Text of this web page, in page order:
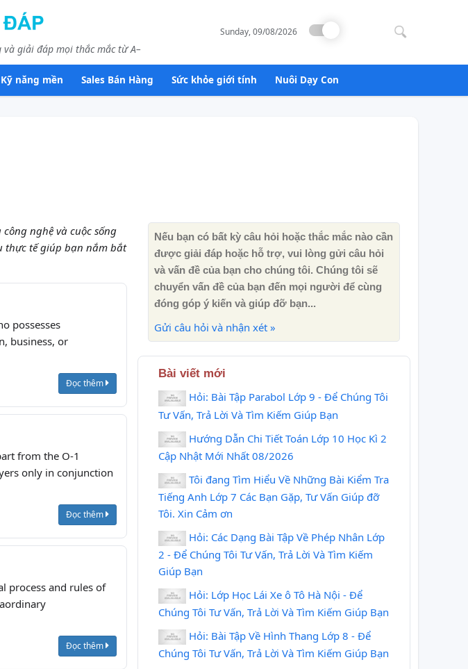
giải đáp mọi thắc mắc từ A–
Sunday, 09/08/2026
Kỹ năng mền Sales Bán Hàng Sức khỏe giới tính Nuôi Dạy Con
nghệ và cuộc sống
thực tế giúp bạn nắm bắt
possesses
business, or
Đọc thêm
from the O-1
only in conjunction
Đọc thêm
process and rules of
Đọc thêm
Nếu bạn có bất kỳ câu hỏi hoặc thắc mắc nào cần
được giải đáp hoặc hỗ trợ, vui lòng gửi câu hỏi
và vấn đề của bạn cho chúng tôi. Chúng tôi sẽ
chuyển vấn đề của bạn đến mọi người để cùng
đóng góp ý kiến ​​và giúp đỡ bạn...
Gửi câu hỏi và nhận xét »
Bài viết mới
Hỏi: Bài Tập Parabol Lớp 9 - Để Chúng Tôi
Tư Vấn, Trả Lời Và Tìm Kiếm Giúp Bạn
Hướng Dẫn Chi Tiết Toán Lớp 10 Học Kì 2
Cập Nhật Mới Nhất 08/2026
Tôi đang Tìm Hiểu Về Những Bài Kiểm Tra
Tiếng Anh Lớp 7 Các Bạn Gặp, Tư Vấn Giúp đỡ
Tôi. Xin Cảm ơn
Hỏi: Các Dạng Bài Tập Về Phép Nhân Lớp
2 - Để Chúng Tôi Tư Vấn, Trả Lời Và Tìm Kiếm
Giúp Bạn
Hỏi: Lớp Học Lái Xe ô Tô Hà Nội - Để
Chúng Tôi Tư Vấn, Trả Lời Và Tìm Kiếm Giúp Bạn
Hỏi: Bài Tập Về Hình Thang Lớp 8 - Để
Chúng Tôi Tư Vấn, Trả Lời Và Tìm Kiếm Giúp Bạn